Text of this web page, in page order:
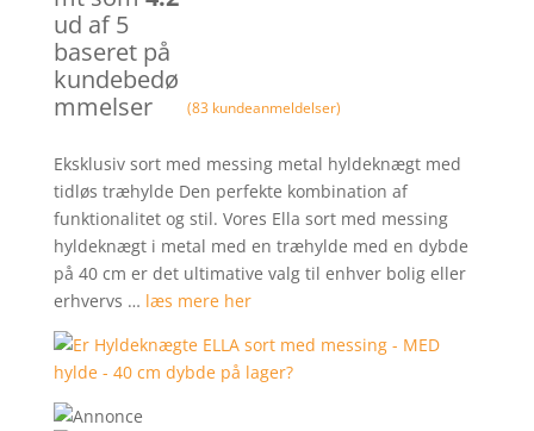
ud af 5
baseret på
kundebedø
mmelser
(83kundeanmeldelser)
Eksklusiv sort med messing metal hyldeknægt med
tidløs træhylde Den perfekte kombination af
funktionalitet og stil. Vores Ella sort med messing
hyldeknægt i metal med en træhylde med en dybde
på 40 cm er det ultimative valg til enhver bolig eller
erhvervs … læs mere her